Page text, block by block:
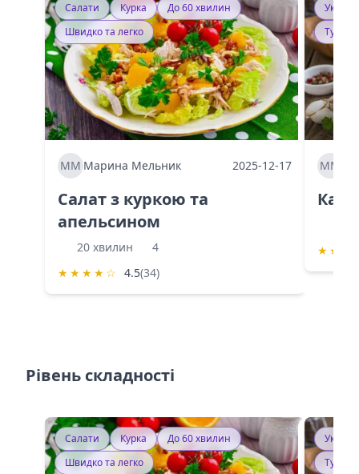
Салати Курка
До 60 хвилин
Швидко та легко
ММ Марина Мельник 2025-12-17
Салат з куркою та
апельсином
20 хвилин
4
★ ★ ★ ★ ☆ 4.5(34)
ММ
★ ★
Рівень складності
Салати Курка
До 60 хвилин
Швидко та легко